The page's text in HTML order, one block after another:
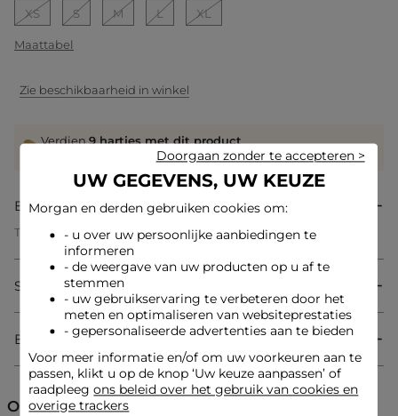
XS S M L XL
Maattabel
Zie beschikbaarheid in winkel
Verdien9 hartjes met dit product
Beschrijving
T-shirt met opdruk
Rechte snit
Ronde hals
Korte mouwen
Print van vrouwengezichten en ¿Morgan'-opschrift op de
voorkant
Referentie: 32536301013670931 251-DBELA
Categorie :Tops vrouw
Kleur :Tops vrouw wit
Samenstelling & onderhoud
Bezorging & Retourzending
Ontdek ook
UW GEGEVENS, UW KEUZE
Morgan en derden gebruiken cookies om:
- u over uw persoonlijke aanbiedingen te
informeren
- de weergave van uw producten op u af te
stemmen
- uw gebruikservaring te verbeteren door het
meten en optimaliseren van websiteprestaties
- gepersonaliseerde advertenties aan te bieden
Voor meer informatie en/of om uw voorkeuren aan te
passen, klikt u op de knop ‘Uw keuze aanpassen’ of
raadpleegons beleid over het gebruik van cookies en
overige trackers
Doorgaan zonder te accepteren >